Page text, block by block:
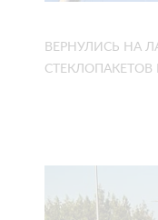
ВЕРНУЛИСЬ НА